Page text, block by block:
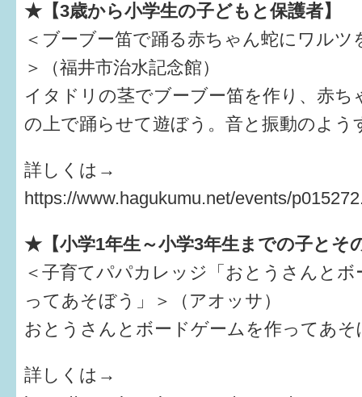
★【3歳から小学生の子どもと保護者】
＜ブーブー笛で踊る赤ちゃん蛇にワルツ
＞（福井市治水記念館）
イタドリの茎でブーブー笛を作り、赤ち
の上で踊らせて遊ぼう。音と振動のよう
詳しくは→
https://www.hagukumu.net/events/
★【小学1年生～小学3年生までの子とそ
＜子育てパパカレッジ「おとうさんと
ってあそぼう」＞（アオッサ）
おとうさんとボードゲームを作ってあそ
詳しくは→